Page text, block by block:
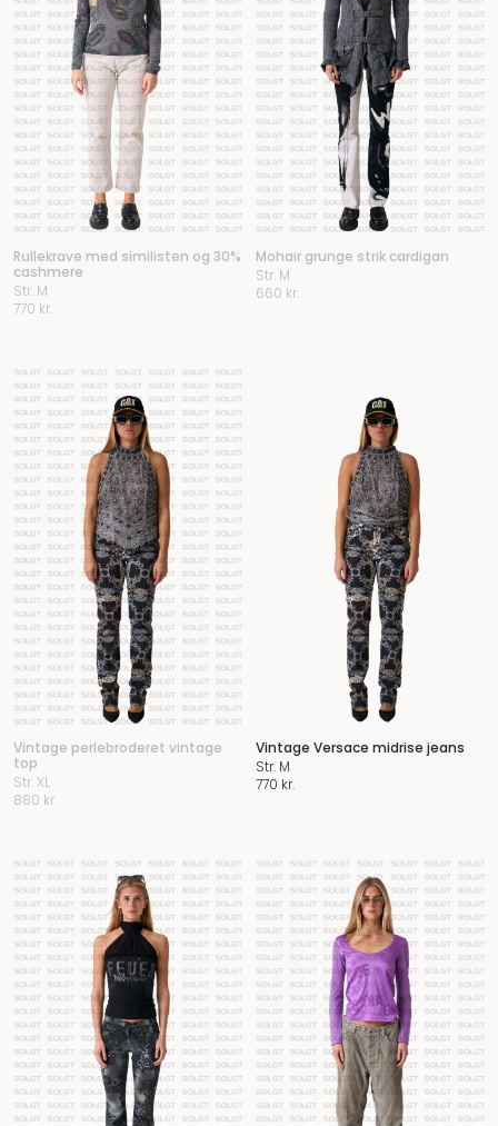
Rullekrave med similisten og 30%
cashmere
Str. M
770 kr.
Mohair grunge strik cardigan
Str. M
660 kr.
Vintage perlebroderet vintage
top
Str. XL
880 kr.
Vintage Versace midrise jeans
Str. M
770 kr.